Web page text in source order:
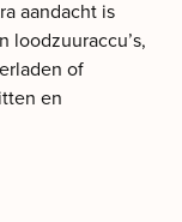
aandacht is
loodzuuraccu’s,
of
en